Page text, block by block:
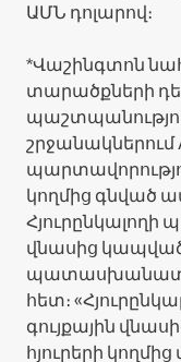
ԱՄՆ դոլարով։
*Վաշինգտոն
տարածքների
կողմից գնված
Հյուրընկալողի
վնասից կապված
հետ։
գույքային
հյուրերի